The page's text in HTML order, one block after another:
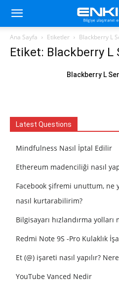
Ana Sayfa Etiketler Blackberry L
Etiket: Blackberry L
Blackberry L
Latest Questions
Mindfulness Nasıl İptal Edilir
Ethereum madenciliği nasıl
Facebook şifremi unuttum, ne
nasıl kurtarabilirim?
Bilgisayarı hızlandırma yolları
Redmi Note 9S -Pro Kulaklık
Et (@) işareti nasıl yapılır?
YouTube Vanced Nedir